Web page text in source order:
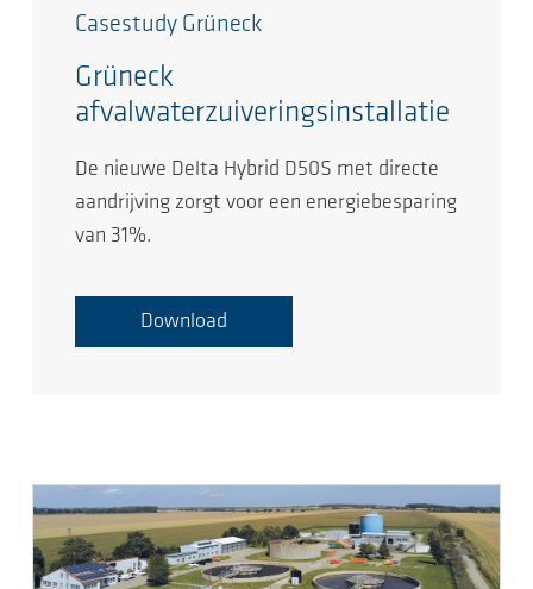
Casestudy Grüneck
Grüneck
afvalwaterzuiveringsinstallatie
De nieuwe Delta Hybrid D50S met directe
aandrijving zorgt voor een energiebesparing
van 31%.
Download